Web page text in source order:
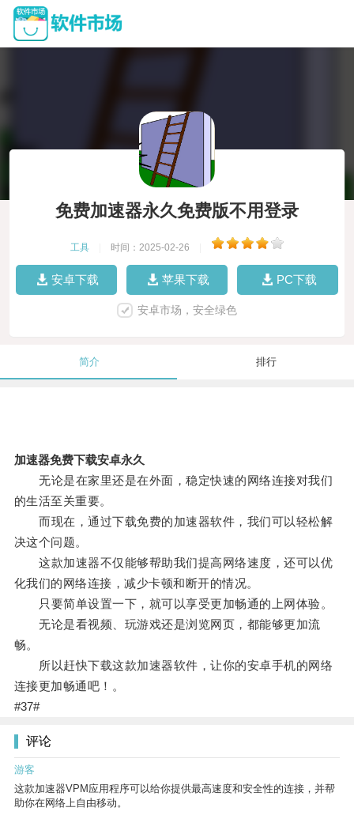
免费加速器永久免费版不用登录
工具 时间：2025-02-26
安卓下载 苹果下载 PC下载
安卓市场，安全绿色
简介 排行
加速器免费下载安卓永久
无论是在家里还是在外面，稳定快速的网络连接对我们
的生活至关重要。
而现在，通过下载免费的加速器软件，我们可以轻松解
决这个问题。
这款加速器不仅能够帮助我们提高网络速度，还可以优
化我们的网络连接，减少卡顿和断开的情况。
只要简单设置一下，就可以享受更加畅通的上网体验。
无论是看视频、玩游戏还是浏览网页，都能够更加流
畅。
所以赶快下载这款加速器软件，让你的安卓手机的网络
连接更加畅通吧！。
#37#
评论
游客
这款加速器VPM应用程序可以给你提供最高速度和安全性的连接，并帮
助你在网络上自由移动。